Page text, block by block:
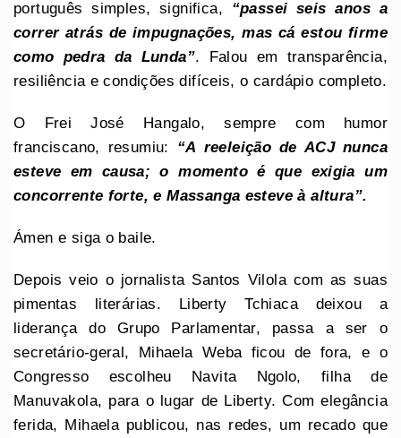
português simples, significa, “passei seis anos a
correr atrás de impugnações, mas cá estou firme
como pedra da Lunda”. Falou em transparência,
resiliência e condições difíceis, o cardápio completo.
O Frei José Hangalo, sempre com humor
franciscano, resumiu: “A reeleição de ACJ nunca
esteve em causa; o momento é que exigia um
concorrente forte, e Massanga esteve à altura”.
Ámen e siga o baile.
Depois veio o jornalista Santos Vilola com as suas
pimentas literárias. Liberty Tchiaca deixou a
liderança do Grupo Parlamentar, passa a ser o
secretário-geral, Mihaela Weba ficou de fora, e o
Congresso escolheu Navita Ngolo, filha de
Manuvakola, para o lugar de Liberty. Com elegância
ferida, Mihaela publicou, nas redes, um recado que